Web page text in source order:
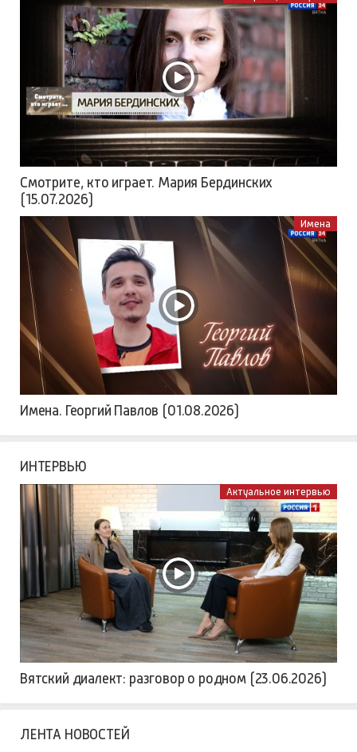
Смотрите, кто играет. Мария Бердинских
(15.07.2026)
Имена
Имена. Георгий Павлов (01.08.2026)
ИНТЕРВЬЮ
Актуальное интервью
Вятский диалект: разговор о родном (23.06.2026)
ЛЕНТА НОВОСТЕЙ